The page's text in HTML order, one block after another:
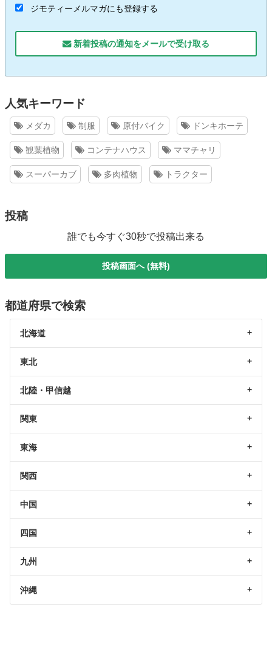
ジモティーメルマガにも登録する
新着投稿の通知をメールで受け取る
人気キーワード
メダカ 制服 原付バイク ドンキホーテ
観葉植物 コンテナハウス ママチャリ
スーパーカブ 多肉植物 トラクター
投稿
誰でも今すぐ30秒で投稿出来る
投稿画面へ (無料)
都道府県で検索
北海道
東北
北陸・甲信越
関東
東海
関西
中国
四国
九州
沖縄